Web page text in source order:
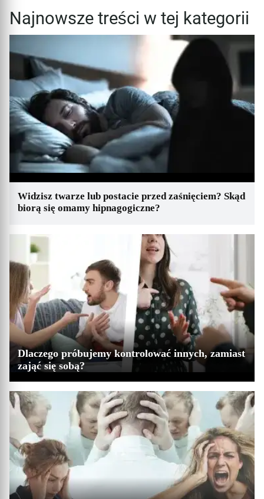
Najnowsze treści w tej kategorii
Widzisz twarze lub postacie przed zaśnięciem? Skąd
biorą się omamy hipnagogiczne?
Dlaczego próbujemy kontrolować innych, zamiast
zająć się sobą?